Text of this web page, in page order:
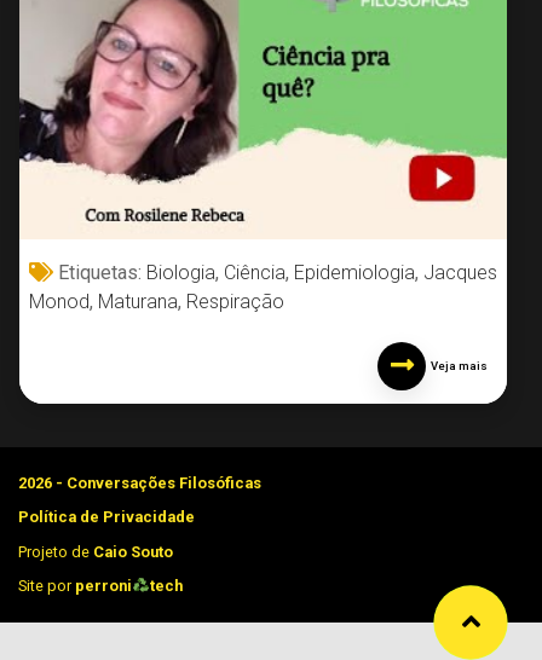
Etiquetas: Biologia, Ciência, Epidemiologia, Jacques
Monod, Maturana, Respiração
Veja mais
2026 - Conversações Filosóficas
Política de Privacidade
Projeto de Caio Souto
Site por perroni tech